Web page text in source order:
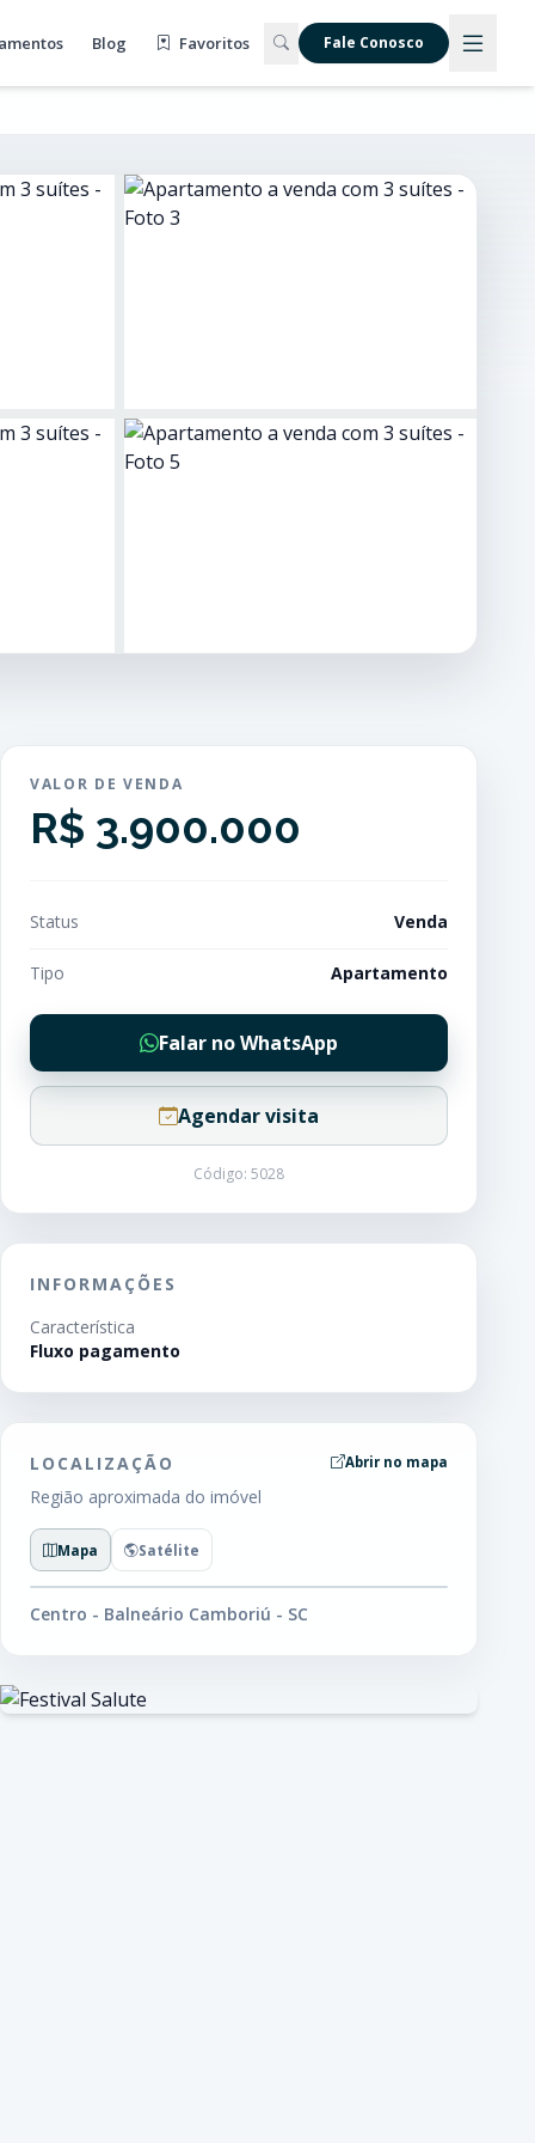
Blog Favoritos Fale Conosco
VALOR DE VENDA
R$ 3.900.000
Status Venda
Tipo Apartamento
Falar no WhatsApp
Agendar visita
Código: 5028
INFORMAÇÕES
Característica
Fluxo pagamento
LOCALIZAÇÃO
Região aproximada do imóvel
Abrir no mapa
Mapa Satélite
Centro - Balneário Camboriú - SC